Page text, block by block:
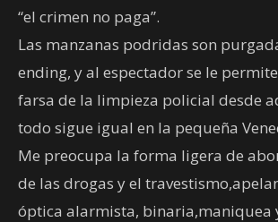
“el crimen no paga”.
Las manzanas podridas son
ending, y al espectador se le
farsa de la limpieza policial desde
todo sigue igual en la pequeña
Me preocupa la forma ligera de
de las drogas y el
óptica alarmista, binaria,maniquea